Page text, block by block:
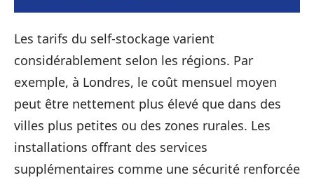
Les tarifs du self-stockage varient
considérablement selon les régions. Par
exemple, à Londres, le coût mensuel moyen
peut être nettement plus élevé que dans des
villes plus petites ou des zones rurales. Les
installations offrant des services
supplémentaires comme une sécurité renforcée